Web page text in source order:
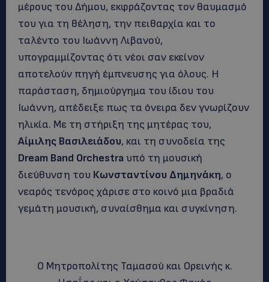
μέρους του Δήμου, εκφράζοντας τον θαυμασμό
του για τη θέληση, την πειθαρχία και το
ταλέντο του Ιωάννη Λιβανού,
υπογραμμίζοντας ότι νέοι σαν εκείνον
αποτελούν πηγή έμπνευσης για όλους. Η
παράσταση, δημιούργημα του ίδιου του
Ιωάννη, απέδειξε πως τα όνειρα δεν γνωρίζουν
ηλικία. Με τη στήριξη της μητέρας του,
Αίμιλης Βασιλειάδου, και τη συνοδεία της
Dream Band Orchestra υπό τη μουσική
διεύθυνση του Κωνσταντίνου Δημηνάκη, ο
νεαρός τενόρος χάρισε στο κοινό μια βραδιά
γεμάτη μουσική, συναίσθημα και συγκίνηση.
Ο Μητροπολίτης Ταμασού και Ορεινής κ.